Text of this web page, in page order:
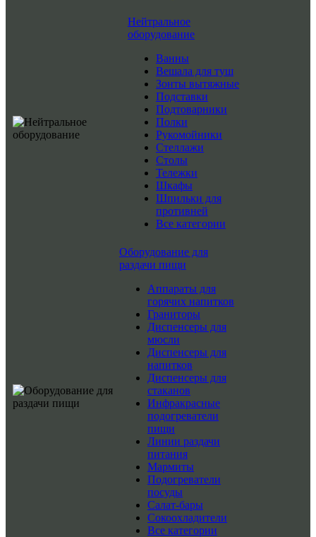
Нейтральное
оборудование
Ванны
Вешала для туш
Зонты вытяжные
Подставки
Подтоварники
Полки
Рукомойники
Стеллажи
Столы
Тележки
Шкафы
Шпильки для
противней
Все категории
Оборудование для
раздачи пищи
Аппараты для
горячих напитков
Граниторы
Диспенсеры для
мюсли
Диспенсеры для
напитков
Диспенсеры для
стаканов
Инфракрасные
подогреватели
пищи
Линии раздачи
питания
Мармиты
Подогреватели
посуды
Салат-бары
Сокоохладители
Все категории